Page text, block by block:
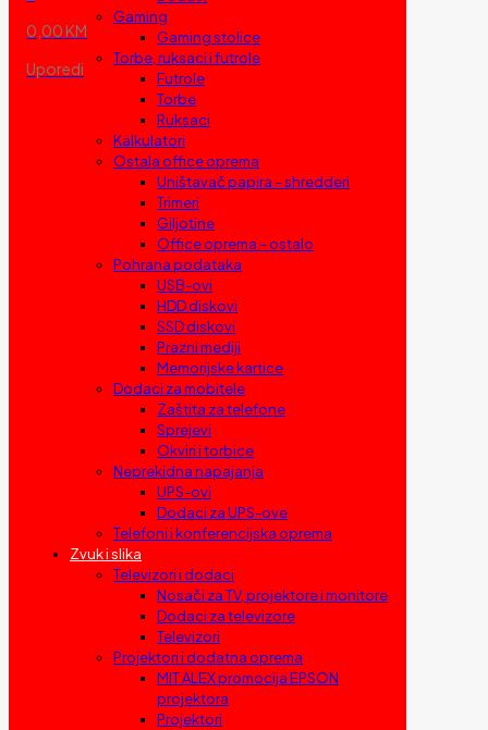
0,00 KM
Uporedi
Gaming
Gaming stolice
Torbe, ruksaci i futrole
Futrole
Torbe
Ruksaci
Kalkulatori
Ostala office oprema
Uništavač papira – shredderi
Trimeri
Giljotine
Office oprema – ostalo
Pohrana podataka
USB-ovi
HDD diskovi
SSD diskovi
Prazni mediji
Memorijske kartice
Dodaci za mobitele
Zaštita za telefone
Sprejevi
Okviri i torbice
Neprekidna napajanja
UPS-ovi
Dodaci za UPS-ove
Telefoni i konferencijska oprema
Zvuk i slika
Televizori i dodaci
Nosači za TV, projektore i monitore
Dodaci za televizore
Televizori
Projektori i dodatna oprema
MIT ALEX promocija EPSON
projektora
Projektori